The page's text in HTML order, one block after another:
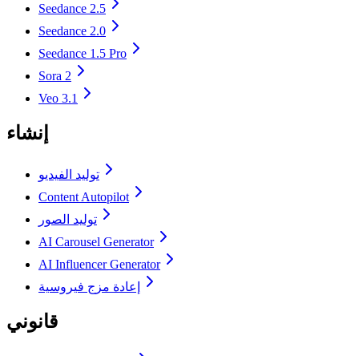
Seedance 2.5
Seedance 2.0
Seedance 1.5 Pro
Sora 2
Veo 3.1
إنشاء
توليد الفيديو
Content Autopilot
توليد الصور
AI Carousel Generator
AI Influencer Generator
إعادة مزج فيروسية
قانوني